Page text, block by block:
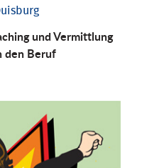
und Vermittlung
den Beruf